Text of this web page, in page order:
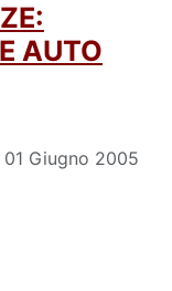
AUTO
01 Giugno 2005